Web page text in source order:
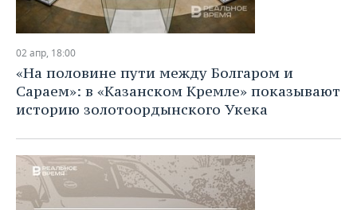
02 апр, 18:00
«На половине пути между Болгаром и
Сараем»: в «Казанском Кремле» показывают
историю золотоордынского Укека